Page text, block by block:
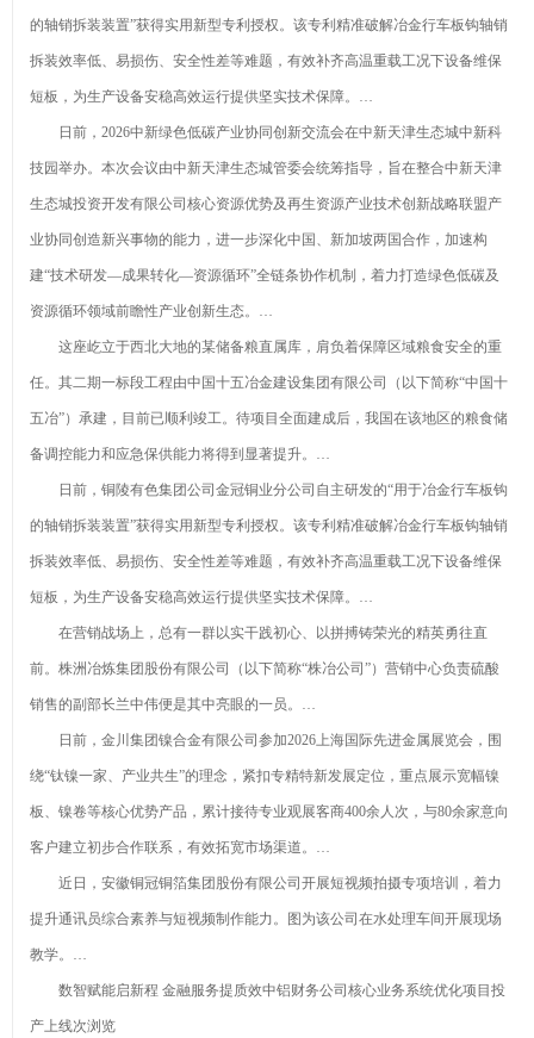
讯-快科技--科技
改动未来
2026年8月
金刚砂厂家推荐
指南：除锈金刚
砂喷砂黑磨料公
司优选！
产业链上的
山东好品牌丨藏
在玻璃中
的“黑”科技
棕刚玉的主
要成分有什么
的轴销拆装装置”获得实用新型专利授权。该专利精准破解冶金行车板钩轴销
拆装效率低、易损伤、安全性差等难题，有效补齐高温重载工况下设备维保
短板，为生产设备安稳高效运行提供坚实技术保障。…
日前，2026中新绿色低碳产业协同创新交流会在中新天津生态城中新科
技园举办。本次会议由中新天津生态城管委会统筹指导，旨在整合中新天津
生态城投资开发有限公司核心资源优势及再生资源产业技术创新战略联盟产
业协同创造新兴事物的能力，进一步深化中国、新加坡两国合作，加速构
建“技术研发—成果转化—资源循环”全链条协作机制，着力打造绿色低碳及
资源循环领域前瞻性产业创新生态。…
这座屹立于西北大地的某储备粮直属库，肩负着保障区域粮食安全的重
任。其二期一标段工程由中国十五冶金建设集团有限公司（以下简称“中国十
五冶”）承建，目前已顺利竣工。待项目全面建成后，我国在该地区的粮食储
备调控能力和应急保供能力将得到显著提升。…
日前，铜陵有色集团公司金冠铜业分公司自主研发的“用于冶金行车板钩
的轴销拆装装置”获得实用新型专利授权。该专利精准破解冶金行车板钩轴销
拆装效率低、易损伤、安全性差等难题，有效补齐高温重载工况下设备维保
短板，为生产设备安稳高效运行提供坚实技术保障。…
在营销战场上，总有一群以实干践初心、以拼搏铸荣光的精英勇往直
前。株洲冶炼集团股份有限公司（以下简称“株冶公司”）营销中心负责硫酸
销售的副部长兰中伟便是其中亮眼的一员。…
日前，金川集团镍合金有限公司参加2026上海国际先进金属展览会，围
绕“钛镍一家、产业共生”的理念，紧扣专精特新发展定位，重点展示宽幅镍
板、镍卷等核心优势产品，累计接待专业观展客商400余人次，与80余家意向
客户建立初步合作联系，有效拓宽市场渠道。…
近日，安徽铜冠铜箔集团股份有限公司开展短视频拍摄专项培训，着力
提升通讯员综合素养与短视频制作能力。图为该公司在水处理车间开展现场
教学。…
数智赋能启新程 金融服务提质效中铝财务公司核心业务系统优化项目投
产上线次浏览